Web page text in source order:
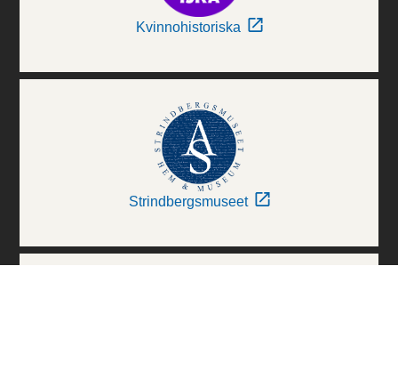
Kvinnohistoriska
Strindbergsmuseet